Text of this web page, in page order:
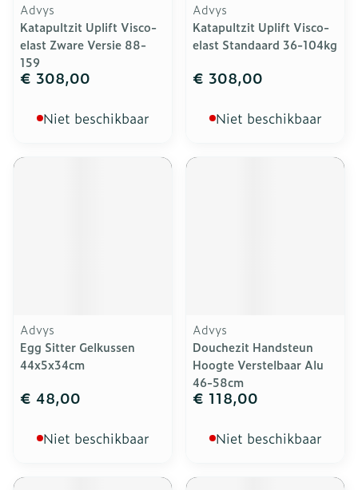
Advys
Katapultzit Uplift Visco-
elast Zware Versie 88-
159
€ 308,00
Niet beschikbaar
Advys
Katapultzit Uplift Visco-
elast Standaard 36-104kg
€ 308,00
Niet beschikbaar
Advys
Egg Sitter Gelkussen
44x5x34cm
€ 48,00
Niet beschikbaar
Advys
Douchezit Handsteun
Hoogte Verstelbaar Alu
46-58cm
€ 118,00
Niet beschikbaar